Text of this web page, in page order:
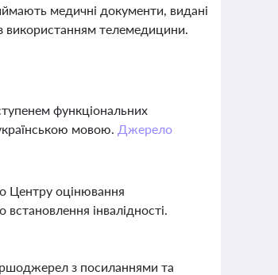
медичні документи, видані
використанням телемедицини.
функціональних
мовою. Джерело
Центру оцінювання
інвалідності.
з посиланнями та